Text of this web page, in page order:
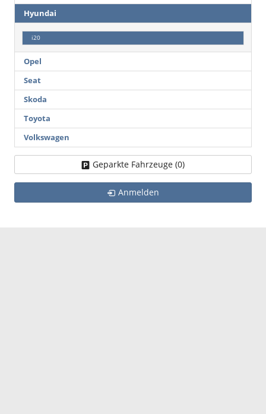
Hyundai
i20
Opel
Seat
Skoda
Toyota
Volkswagen
Geparkte Fahrzeuge (0)
Anmelden